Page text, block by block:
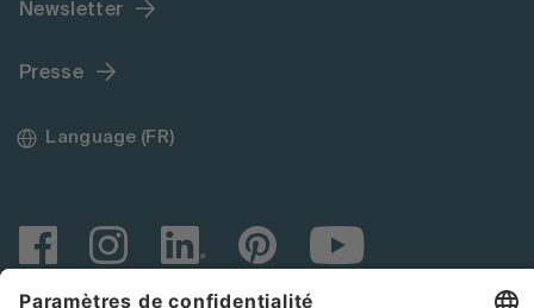
Newsletter
Presse
Language (FR)